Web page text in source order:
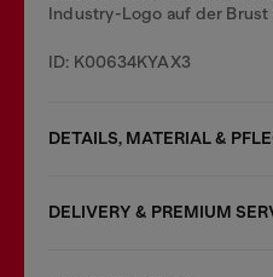
Industry-Logo auf der Brust
ID: K00634KYAX3
DETAILS, MATERIAL &
DELIVERY & PREMIUM